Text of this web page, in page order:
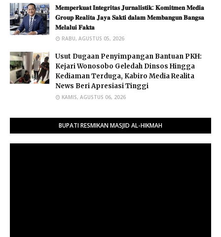
𝐌𝐞𝐦𝐩𝐞𝐫𝐤𝐮𝐚𝐭 𝐈𝐧𝐭𝐞𝐠𝐫𝐢𝐭𝐚𝐬 𝐉𝐮𝐫𝐧𝐚𝐥𝐢𝐬𝐭𝐢𝐤: 𝐊𝐨𝐦𝐢𝐭𝐦𝐞𝐧 𝐌𝐞𝐝𝐢𝐚
𝐆𝐫𝐨𝐮𝐩 𝐑𝐞𝐚𝐥𝐢𝐭𝐚 𝐉𝐚𝐲𝐚 𝐒𝐚𝐤𝐭𝐢 𝐝𝐚𝐥𝐚𝐦 𝐌𝐞𝐦𝐛𝐚𝐧𝐠𝐮𝐧 𝐁𝐚𝐧𝐠𝐬𝐚
𝐌𝐞𝐥𝐚𝐥𝐮𝐢 𝐅𝐚𝐤𝐭𝐚 ​
RABU, AGUSTUS 05, 2026
Usut Dugaan Penyimpangan Bantuan PKH:
Kejari Wonosobo Geledah Dinsos Hingga
Kediaman Terduga, Kabiro Media Realita
News Beri Apresiasi Tinggi
KAMIS, AGUSTUS 06, 2026
BUPATI RESMIKAN MASJID AL-HIKMAH